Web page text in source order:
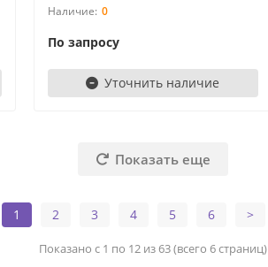
0
По запросу
Уточнить наличие
Показать еще
1 2 3 4 5 6 >
Показано с 1 по 12 из 63 (всего 6 страниц)